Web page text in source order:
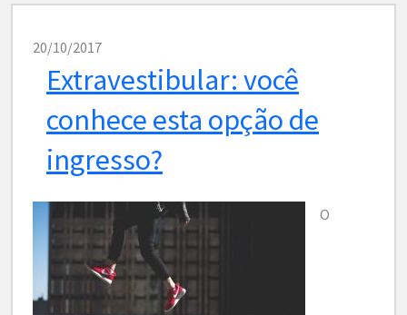
20/10/2017
Extravestibular: você
conhece esta opção de
ingresso?
O